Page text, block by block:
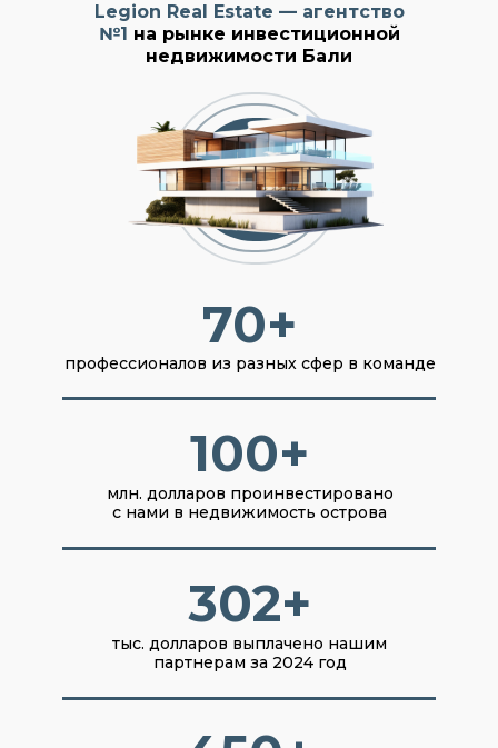
Legion Real Estate — агентство
№1 на рынке инвестиционной
недвижимости Бали
70+
профессионалов из разных сфер в команде
млн. долларов проинвестировано
с нами в недвижимость острова
100+
302+
тыс. долларов выплачено нашим
партнерам за 2024 год